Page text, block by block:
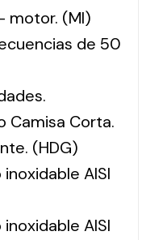
motor. (MI)
de 50
Camisa Corta.
(HDG)
AISI
AISI